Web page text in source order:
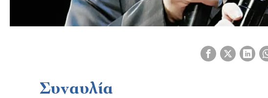
Συναυλία